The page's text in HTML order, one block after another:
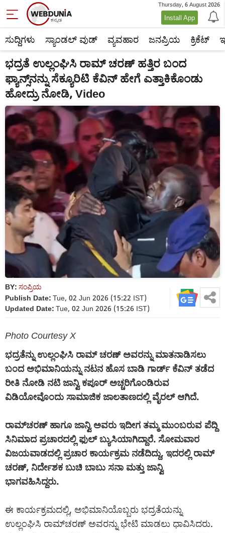
Thursday, 6 August 2026
Install App
ಸುದ್ದಿಗಳು ಸ್ಯಾಂಡಲ್ ವುಡ್ ವ್ಯವಹಾರ ಜನಪ್ರಿಯ ಕ್ರಿಕೆಟ್‌
ಭದ್ರತೆ ಉಲ್ಲಂಘಿಸಿ ರಾಮ್ ಚರಣ್‌ ಹತ್ತಿರ ಬಂದ
ಫ್ಯಾನ್ಸ್‌ನನ್ನು ಸೆಕ್ಯೂರಿಟಿ ಕೆವಿನ್ ಹೇಗೆ ಎತ್ತಾಕಿಕೊಂಡು
ಹೋದ್ರು ನೋಡಿ, Video
BY: ಸಂಪ್ರಿಯ
Publish Date: Tue, 02 Jun 2026 (15:22 IST)
Updated Date: Tue, 02 Jun 2026 (15:26 IST)
Photo Courtesy X
ಭದ್ರತೆನ್ನು ಉಲ್ಲಂಘಿಸಿ ರಾಮ್ ಚರಣ್ ಅವರನ್ನು ಮಾತನಾಡಿಸಲು
ಬಂದ ಅಭಿಮಾನಿಯನ್ನು ನಟನ ಹೊಸ ಬಾಡಿ ಗಾರ್ಡ್‌ ಕೆವಿನ್ ತಡೆದ
ರೀತಿ ನೋಡಿ ನಟಿ ಜಾನ್ವಿ ಕಪೂರ್ ಅಚ್ಚರಿಗೊಂಡಿರುವ
ವಿಡಿಯೋವೊಂದು ಸಾಮಾಜಿಕ ಜಾಲತಾಣದಲ್ಲಿ ವೈರಲ್ ಆಗಿದೆ.
ರಾಮ್‌ಚರಣ್ ಹಾಗೂ ಜಾನ್ವಿ ಅವರು ಇದೀಗ ತಮ್ಮ ಮುಂಬರುವ ಪೆದ್ದಿ
ಸಿನಿಮಾದ ಪ್ರಚಾರದಲ್ಲಿ ಫುಲ್ ಬ್ಯುಸಿಯಾಗಿದ್ದಾರೆ. ಸೋಮವಾರ
ವಿಜಯವಾಡದಲ್ಲಿ ಪ್ರಚಾರ ಕಾರ್ಯಕ್ರಮ ನಡೆದಿದ್ದು, ಇದರಲ್ಲಿ ರಾಮ್
ಚರಣ್, ನಿರ್ದೇಶಕ ಬುಚಿ ಬಾಬು ಸನಾ ಮತ್ತು ಜಾನ್ವಿ
ಭಾಗವಹಿಸಿದ್ದರು.
ಈ ಕಾರ್ಯಕ್ರಮದಲ್ಲಿ, ಅಭಿಮಾನಿಯೊಬ್ಬರು ಭದ್ರತೆಯನ್ನು
ಉಲ್ಲಂಘಿಸಿ ರಾಮ್‌ಚರಣ್ ಅವರನ್ನು ಭೇಟಿ ಮಾಡಲು ಧಾವಿಸಿದರು.